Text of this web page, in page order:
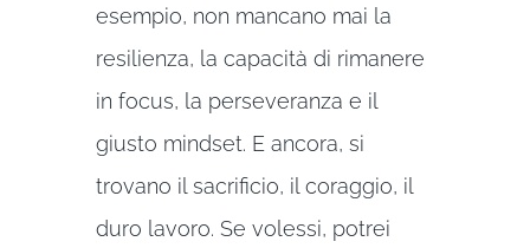
esempio, non mancano mai la
resilienza, la capacità di rimanere
in focus, la perseveranza e il
giusto mindset. E ancora, si
trovano il sacrificio, il coraggio, il
duro lavoro. Se volessi, potrei